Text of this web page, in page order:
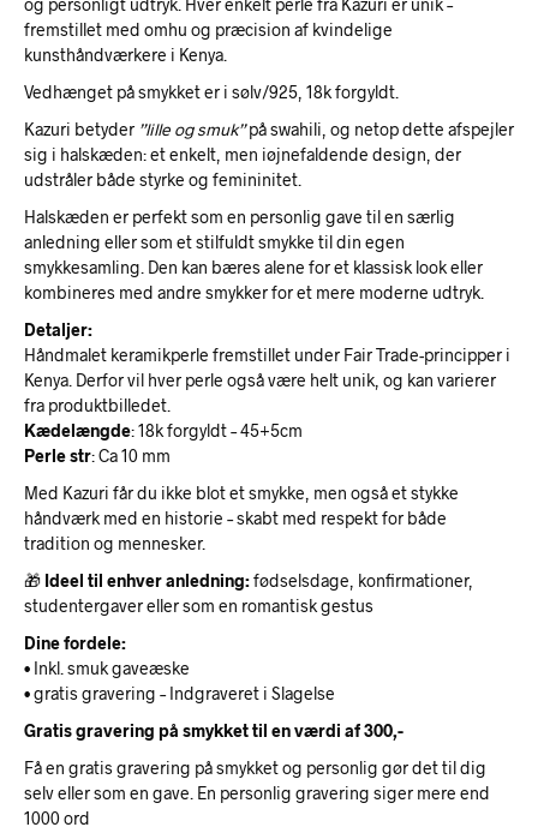
fremstillet med omhu og præcision af kvindelige
kunsthåndværkere i Kenya.
Vedhænget på smykket er i sølv/925, 18k forgyldt.
Kazuri betyder ”lille og smuk”på swahili, og netop dette afspejler
sig i halskæden: et enkelt, men iøjnefaldende design, der
udstråler både styrke og femininitet.
Halskæden er perfekt som en personlig gave til en særlig
anledning eller som et stilfuldt smykke til din egen
smykkesamling. Den kan bæres alene for et klassisk look eller
kombineres med andre smykker for et mere moderne udtryk.
Detaljer:
Håndmalet keramikperle fremstillet under Fair Trade-principper i
Kenya. Derfor vil hver perle også være helt unik, og kan varierer
fra produktbilledet.
Kædelængde: 18k forgyldt – 45+5cm
Perle str: Ca 10 mm
Med Kazuri får du ikke blot et smykke, men også et stykke
håndværk med en historie – skabt med respekt for både
tradition og mennesker.
🎁 Ideel til enhver anledning:fødselsdage, konfirmationer,
studentergaver eller som en romantisk gestus
Dine fordele:
• Inkl. smuk gaveæske
• gratis gravering – Indgraveret i Slagelse
Gratis gravering på smykket til en værdi af 300,-
Få en gratis gravering på smykket og personlig gør det til dig
selv eller som en gave. En personlig gravering siger mere end
1000 ord